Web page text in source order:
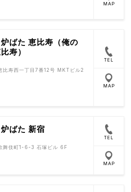
MAP
ばた 恵比寿（俺の
寿）
比寿西一丁目7番12号 MKTビル2
TEL
MAP
ばた 新宿
舞伎町1-6-3 石塚ビル 6F
TEL
MAP